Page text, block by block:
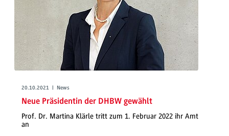
20.10.2021 | News
Neue Präsidentin der DHBW gewählt
Prof. Dr. Martina Klärle tritt zum 1. Februar 2022 ihr Amt
an